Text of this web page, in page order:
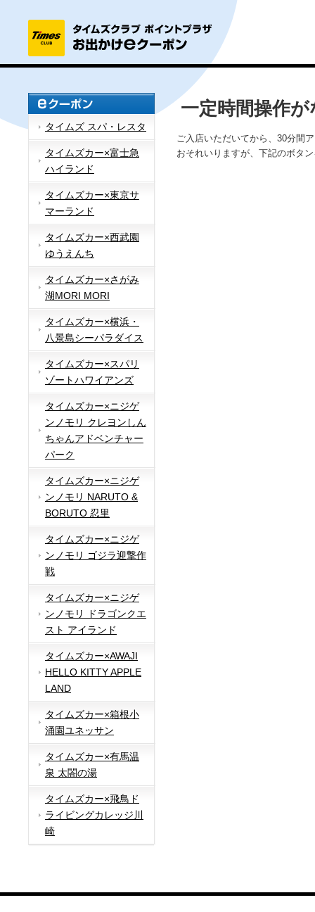
タイムズ スパ・レスタ
タイムズカー×富士急
ハイランド
タイムズカー×東京サ
マーランド
タイムズカー×西武園
ゆうえんち
タイムズカー×さがみ
湖MORI MORI
タイムズカー×横浜・
八景島シーパラダイス
タイムズカー×スパリ
ゾートハワイアンズ
タイムズカー×ニジゲ
ンノモリ クレヨンしん
ちゃんアドベンチャー
パーク
タイムズカー×ニジゲ
ンノモリ NARUTO &
BORUTO 忍里
タイムズカー×ニジゲ
ンノモリ ゴジラ迎撃作
戦
タイムズカー×ニジゲ
ンノモリ ドラゴンクエ
スト アイランド
タイムズカー×AWAJI
HELLO KITTY APPLE
LAND
タイムズカー×箱根小
涌園ユネッサン
タイムズカー×有馬温
泉 太閤の湯
タイムズカー×飛鳥ド
ライビングカレッジ川
崎
一定時間操作
ご入店いただいてから、30分間
おそれいりますが、下記のボタ